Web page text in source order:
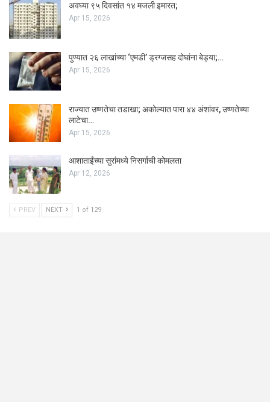
अवघ्या ९५ दिवसांत १४ मजली इमारत;
Apr 15, 2026
पुण्यात २६ लाखांच्या ‘एमडी’ ड्रग्जसह दोघांना बेड्या;…
Apr 15, 2026
राज्यात उष्णतेचा तडाखा; अकोल्यात पारा ४४ अंशांवर, उष्णतेच्या
लाटेचा…
Apr 15, 2026
आशाताईंच्या सुरांमध्ये निसर्गाची कोमलता
Apr 12, 2026
PREV NEXT 1 of 129